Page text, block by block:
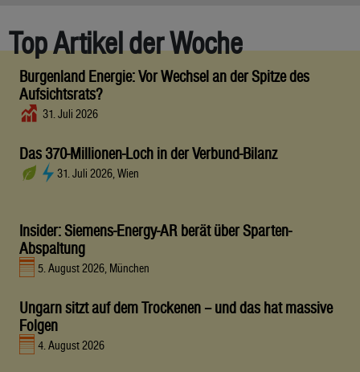
Top Artikel der Woche
Burgenland Energie: Vor Wechsel an der Spitze des
Aufsichtsrats?
31. Juli 2026
Das 370-Millionen-Loch in der Verbund-Bilanz
31. Juli 2026, Wien
Insider: Siemens-Energy-AR berät über Sparten-
Abspaltung
5. August 2026, München
Ungarn sitzt auf dem Trockenen – und das hat massive
Folgen
4. August 2026